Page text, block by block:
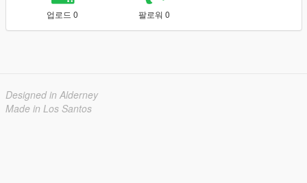
업로드 0 팔로워 0
Designed in Alderney
Made in Los Santos